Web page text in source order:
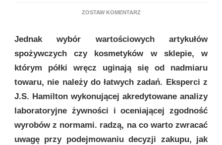
ZOSTAW KOMENTARZDO
ETYKIETY
OPAKOWANIACH
Jednak wybór wartościowych artykułów
spożywczych czy kosmetyków w sklepie, w
którym półki wręcz uginają się od nadmiaru
towaru, nie należy do łatwych zadań. Eksperci z
J.S. Hamilton wykonującej akredytowane analizy
laboratoryjne żywności i oceniającej zgodność
wyrobów z normami. radzą, na co warto zwracać
uwagę przy podejmowaniu decyzji zakupu, jak